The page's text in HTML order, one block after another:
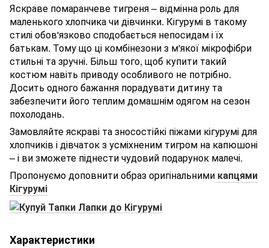
Яскраве помаранчеве тигреня – відмінна роль для
маленького хлопчика чи дівчинки. Кігурумі в такому
стилі обов'язково сподобається непосидам і їх
батькам. Тому що ці комбінезони з м'якої мікрофібри
стильні та зручні. Більш того, щоб купити такий
костюм навіть приводу особливого не потрібно.
Досить одного бажання порадувати дитину та
забезпечити його теплим домашнім одягом на сезон
похолодань.
Замовляйте яскраві та зносостійкі піжами кігурумі для
хлопчиків і дівчаток з усміхненим тигром на капюшоні
– і ви зможете піднести чудовий подарунок малечі.
Пропонуємо доповнити образ оригінальними капцями
Кігурумі
Характеристики